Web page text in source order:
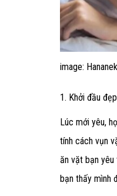
image:
1. Khởi đầu
Lúc mới yêu,
tính cách vụn
ăn vặt bạn
bạn thấy mình